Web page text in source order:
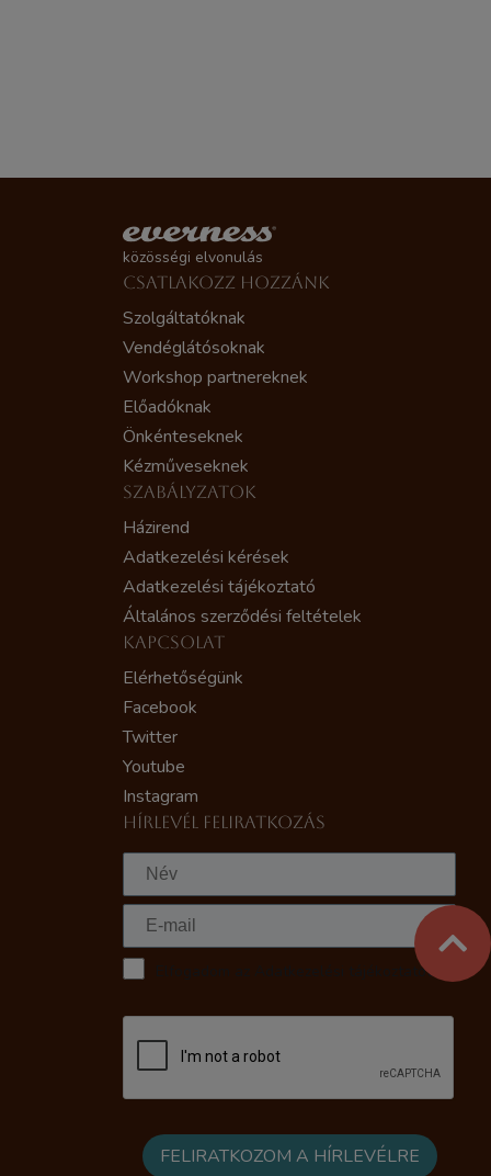
közösségi elvonulás
CSATLAKOZZ HOZZÁNK
Szolgáltatóknak
Vendéglátósoknak
Workshop partnereknek
Előadóknak
Önkénteseknek
Kézműveseknek
SZABÁLYZATOK
Házirend
Adatkezelési kérések
Adatkezelési tájékoztató
Általános szerződési feltételek
KAPCSOLAT
Elérhetőségünk
Facebook
Twitter
Youtube
Instagram
HÍRLEVÉL FELIRATKOZÁS
Elfogadom az Adatkezelési tájékoztatót